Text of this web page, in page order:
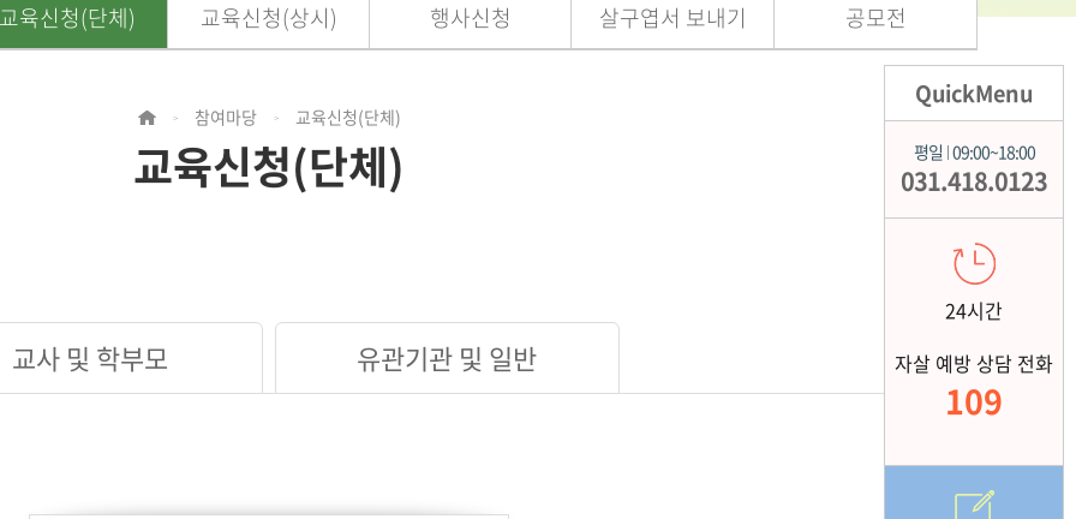
육신청(단체) 교육신청(상시) 행사신청 살구엽서 보내기 공모전
> 참여마당 > 교육신청(단체)
교육신청(단체)
교사 및 학부모 유관기관 및 일반
QuickMenu
평일 | 09:00~18:00
031.418.0123
24시간
자살 예방 상담 전화
109